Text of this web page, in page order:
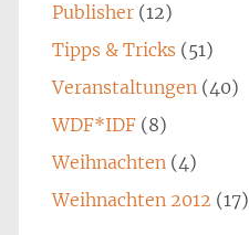
Publisher(12)
Tipps & Tricks (51)
Veranstaltungen(40)
WDF*IDF(8)
Weihnachten(4)
Weihnachten 2012 (17)